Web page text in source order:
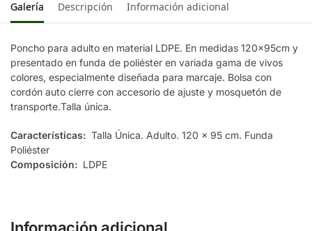
Galería Descripción Información adicional
Poncho para adulto en material LDPE. En medidas 120x95cm y
presentado en funda de poliéster en variada gama de vivos
colores, especialmente diseñada para marcaje. Bolsa con
cordón auto cierre con accesorio de ajuste y mosquetón de
transporte.Talla única.
Características: Talla Única. Adulto. 120 x 95 cm. Funda
Poliéster
Composición: LDPE